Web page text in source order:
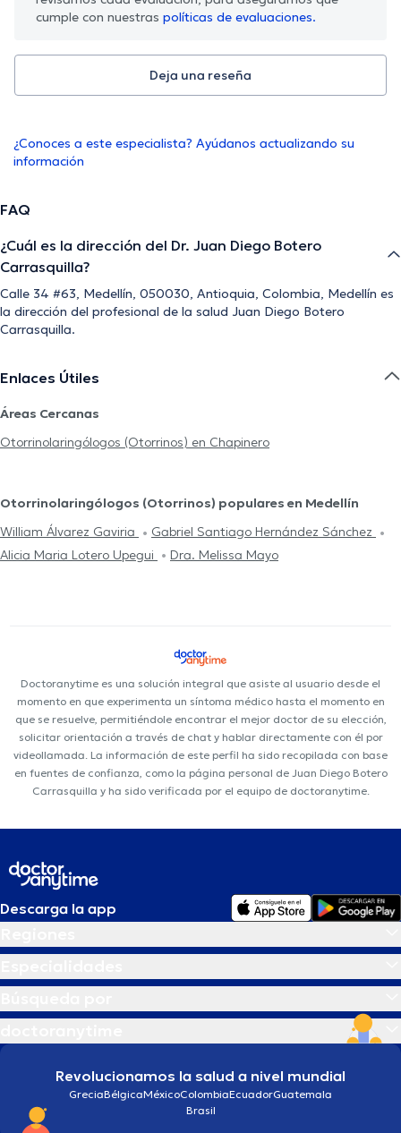
cumple con nuestras políticas de evaluaciones.
Deja una reseña
¿Conoces a este especialista? Ayúdanos actualizando su
información
FAQ
¿Cuál es la dirección del Dr. Juan Diego Botero
Carrasquilla?
Calle 34 #63, Medellín, 050030, Antioquia, Colombia, Medellín es
la dirección del profesional de la salud Juan Diego Botero
Carrasquilla.
Enlaces Útiles
Áreas Cercanas
Otorrinolaringólogos (Otorrinos) en Chapinero
Otorrinolaringólogos (Otorrinos) populares en Medellín
William Álvarez Gaviria
Gabriel Santiago Hernández Sánchez
Alicia Maria Lotero Upegui
Dra. Melissa Mayo
Doctoranytime es una solución integral que asiste al usuario desde el
momento en que experimenta un síntoma médico hasta el momento en
que se resuelve, permitiéndole encontrar el mejor doctor de su elección,
solicitar orientación a través de chat y hablar directamente con él por
videollamada. La información de este perfil ha sido recopilada con base
en fuentes de confianza, como la página personal de Juan Diego Botero
Carrasquilla y ha sido verificada por el equipo de doctoranytime.
Descarga la app
Revolucionamos la salud a nivel mundial
GreciaBélgicaMéxicoColombiaEcuadorGuatemala
Brasil